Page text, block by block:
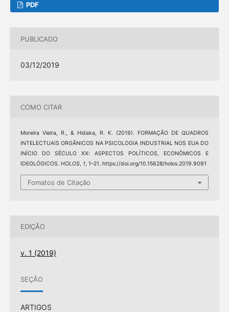
PDF
PUBLICADO
03/12/2019
COMO CITAR
Moreira Vieira, R., & Hidaka, R. K. (2019). FORMAÇÃO DE QUADROS
INTELECTUAIS ORGÂNICOS NA PSICOLOGIA INDUSTRIAL NOS EUA DO
INÍCIO DO SÉCULO XX: ASPECTOS POLÍTICOS, ECONÔMICOS E
IDEOLÓGICOS. HOLOS, 1, 1–21. https://doi.org/10.15628/holos.2019.9091
Fomatos de Citação
EDIÇÃO
v. 1 (2019)
SEÇÃO
ARTIGOS